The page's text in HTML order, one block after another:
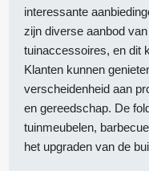
interessante
zijn diverse aanbod
tuinaccessoires, en dit
Klanten kunnen
verscheidenheid aan
en gereedschap. De
tuinmeubelen,
het upgraden van de